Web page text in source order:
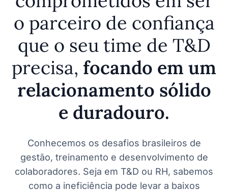
o parceiro de confiança
que o seu time de T&D
precisa, focando em um
relacionamento sólido
e duradouro.
Conhecemos os desafios brasileiros de
gestão, treinamento e desenvolvimento de
colaboradores. Seja em T&D ou RH, sabemos
como a ineficiência pode levar a baixos